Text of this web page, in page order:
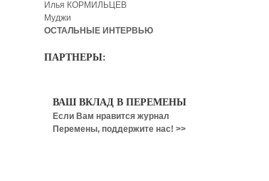
Илья КОРМИЛЬЦЕВ
Муджи
ОСТАЛЬНЫЕ ИНТЕРВЬЮ
ПАРТНЕРЫ:
ВАШ ВКЛАД В ПЕРЕМЕНЫ
Если Вам нравится журнал
Перемены, поддержите нас! >>